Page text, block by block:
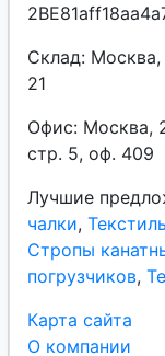
Склад:
21
Офис: Москва,
стр. 5, оф. 409
Лучшие
чалки,
Стропы
погрузчиков,
Карта сайта
О компании